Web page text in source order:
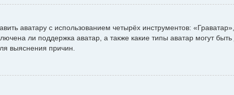
аватару с использованием четырёх инструментов:
ли поддержка аватар, а также какие типы аватар могут
выяснения причин.